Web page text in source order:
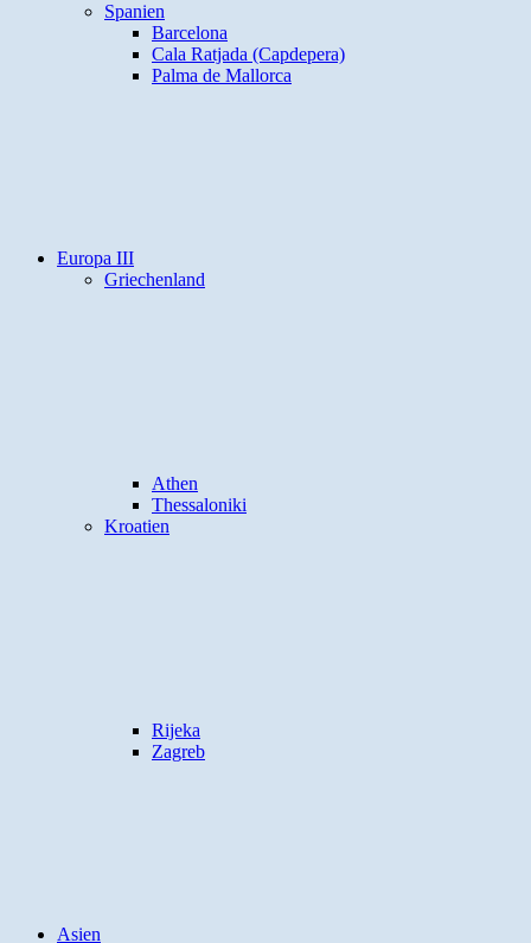
Spanien
Barcelona
Cala Ratjada (Capdepera)
Palma de Mallorca
Europa III
Griechenland
Athen
Thessaloniki
Kroatien
Rijeka
Zagreb
Asien